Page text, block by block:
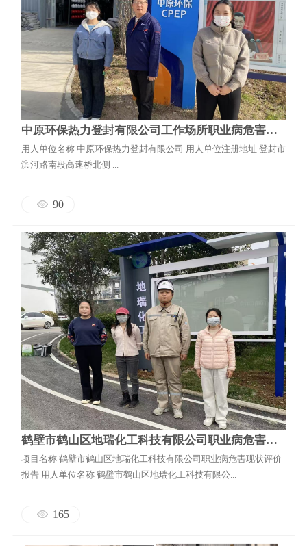
中原环保热力登封有限公司工作场所职业病危害因素检测报告
用人单位名称 中原环保热力登封有限公司 用人单位注册地址 登封市
滨河路南段高速桥北侧 ...
90
鹤壁市鹤山区地瑞化工科技有限公司职业病危害现状评价报告
项目名称 鹤壁市鹤山区地瑞化工科技有限公司职业病危害现状评价
报告 用人单位名称 鹤壁市鹤山区地瑞化工科技有限公...
165